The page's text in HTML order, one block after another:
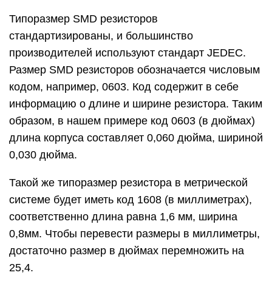
Типоразмер SMD резисторов
стандартизированы, и большинство
производителей используют стандарт JEDEC.
Размер SMD резисторов обозначается числовым
кодом, например, 0603. Код содержит в себе
информацию о длине и ширине резистора. Таким
образом, в нашем примере код 0603 (в дюймах)
длина корпуса составляет 0,060 дюйма, шириной
0,030 дюйма.
Такой же типоразмер резистора в метрической
системе будет иметь код 1608 (в миллиметрах),
соответственно длина равна 1,6 мм, ширина
0,8мм. Чтобы перевести размеры в миллиметры,
достаточно размер в дюймах перемножить на
25,4.